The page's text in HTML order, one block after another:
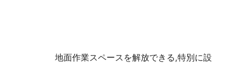
地面作業スペースを解放できる,特別に設